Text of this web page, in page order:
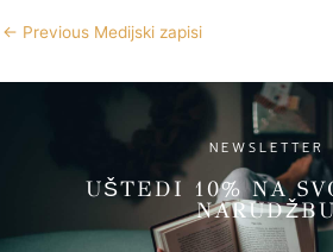
← Previous Medijski zapisi
NEWSLETTER
UŠTEDI 10% NA